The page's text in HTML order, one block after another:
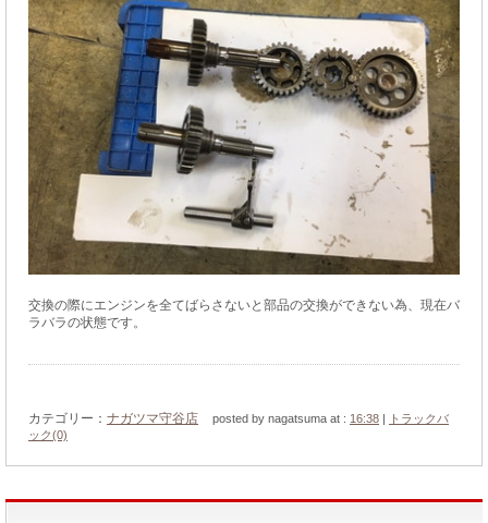
交換の際にエンジンを全てばらさないと部品の交換ができない為、現在バ
ラバラの状態です。
カテゴリー： ナガツマ守谷店 posted by nagatsuma at : 16:38 |
トラックバ
ック(0)